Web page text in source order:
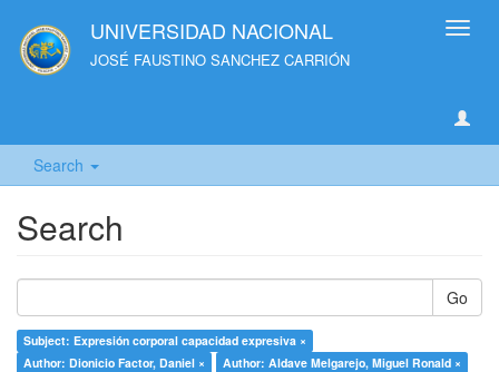
UNIVERSIDAD NACIONAL
JOSÉ FAUSTINO SANCHEZ CARRIÓN
Search
Search
Go
Subject: Expresión corporal capacidad expresiva ×
Author: Dionicio Factor, Daniel ×
Author: Aldave Melgarejo, Miguel Ronald ×